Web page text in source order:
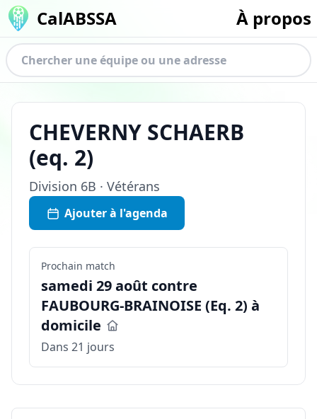
CalABSSA À propos
CHEVERNY SCHAERB
(eq. 2)
Division 6B · Vétérans
Ajouter à l'agenda
Prochain match
samedi 29 août contre
FAUBOURG-BRAINOISE (Eq. 2) à
domicile
Dans 21 jours